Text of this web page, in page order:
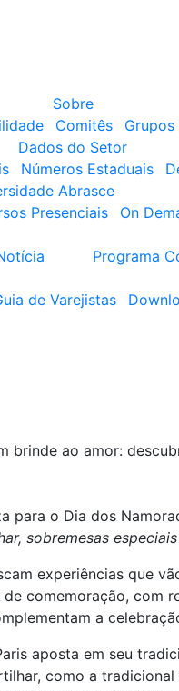
Sobre
Comitês
Dados do Setor
Números Estaduais
Abrasce
Presenciais On
Programa
de Varejistas
brinde ao amor:
o Dia dos
sobremesas
experiências que
comemoração, com
a
aposta em seu
como a